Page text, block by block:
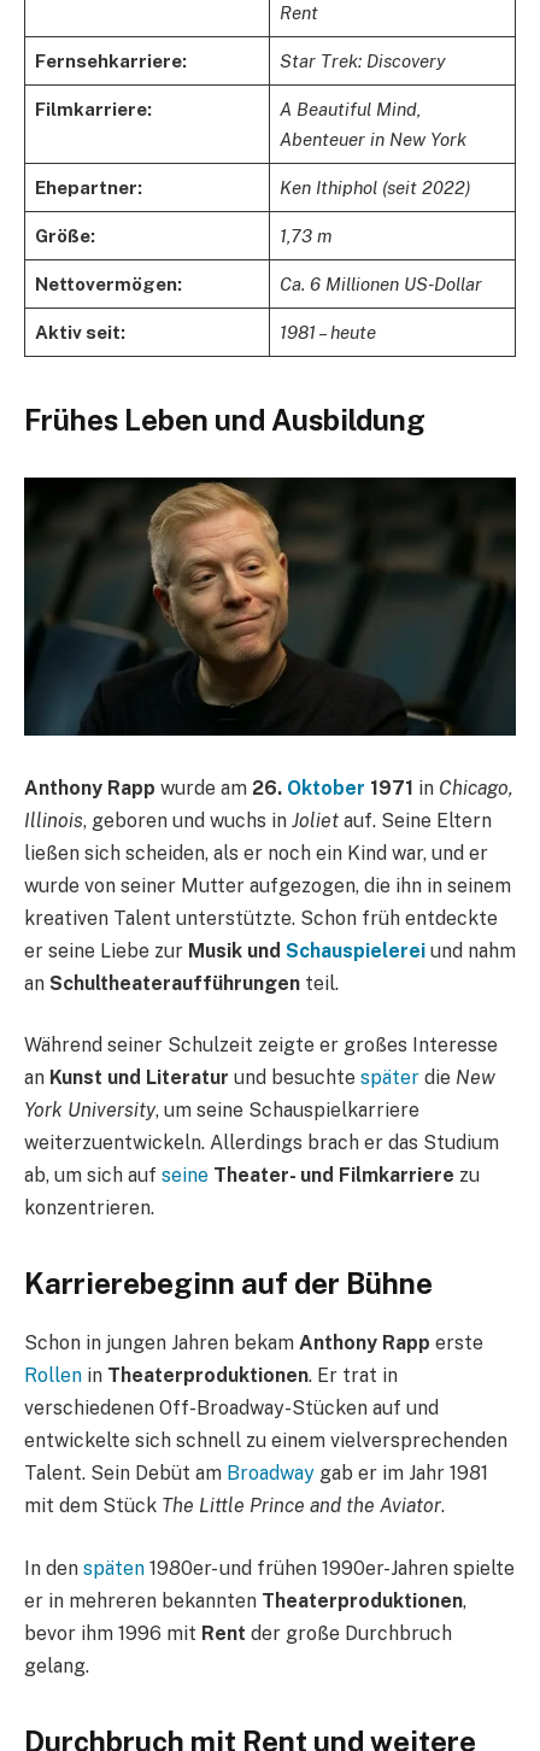
Rent
Fernsehkarriere: Star Trek: Discovery
Filmkarriere:
A Beautiful Mind,
Abenteuer in New York
Ehepartner: Ken Ithiphol (seit 2022)
Größe: 1,73 m
Nettovermögen: Ca. 6 Millionen US-Dollar
Aktiv seit: 1981 – heute
Frühes Leben und Ausbildung
Anthony Rapp wurde am 26. Oktober 1971 in Chicago,
Illinois, geboren und wuchs in Joliet auf. Seine Eltern
ließen sich scheiden, als er noch ein Kind war, und er
wurde von seiner Mutter aufgezogen, die ihn in seinem
kreativen Talent unterstützte. Schon früh entdeckte
er seine Liebe zur Musik und Schauspielerei und nahm
an Schultheateraufführungen teil.
Während seiner Schulzeit zeigte er großes Interesse
an Kunst und Literatur und besuchte später die New
York University, um seine Schauspielkarriere
weiterzuentwickeln. Allerdings brach er das Studium
ab, um sich auf seine Theater- und Filmkarriere zu
konzentrieren.
Karrierebeginn auf der Bühne
Schon in jungen Jahren bekam Anthony Rapp erste
Rollen in Theaterproduktionen. Er trat in
verschiedenen Off-Broadway-Stücken auf und
entwickelte sich schnell zu einem vielversprechenden
Talent. Sein Debüt am Broadway gab er im Jahr 1981
mit dem Stück The Little Prince and the Aviator.
In den späten 1980er- und frühen 1990er-Jahren spielte
er in mehreren bekannten Theaterproduktionen,
bevor ihm 1996 mit Rent der große Durchbruch
gelang.
Durchbruch mit Rent und weitere